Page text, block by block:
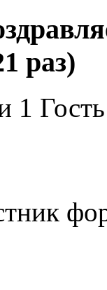
раз)
1